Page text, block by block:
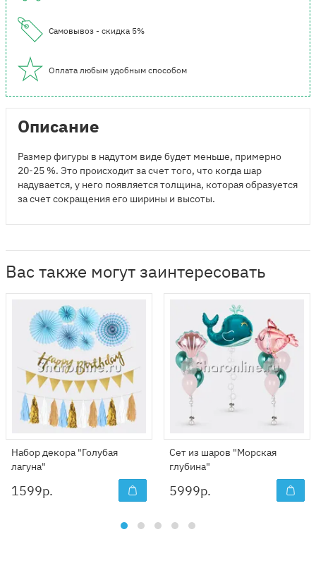
Самовывоз - скидка 5%
Оплата любым удобным способом
Описание
Размер фигуры в надутом виде будет меньше, примерно
20-25 %. Это происходит за счет того, что когда шар
надувается, у него появляется толщина, которая образуется
за счет сокращения его ширины и высоты.
Вас также могут заинтересовать
Набор декора "Голубая
лагуна"
1599р.
Сет из шаров "Морская
глубина"
5999р.